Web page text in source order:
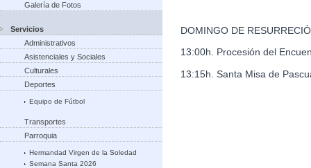
Galería de Fotos
Servicios
Administrativos
Asistenciales y Sociales
Culturales
Deportes
Equipo de Fútbol
Transportes
Parroquia
Hermandad Virgen de la Soledad
Semana Santa 2026
DOMINGO DE
13:00h. Procesión del
13:15h. Santa Misa de